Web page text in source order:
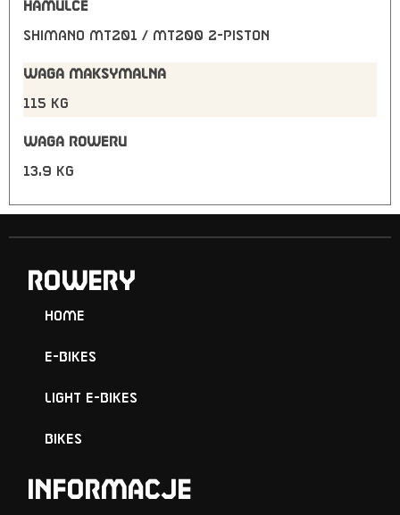
HAMULCE
Shimano MT201 / MT200 2-Piston
WAGA MAKSYMALNA
115 kg
WAGA ROWERU
13,9 kg
ROWERY
Home
E-Bikes
Light E-Bikes
Bikes
Informacje